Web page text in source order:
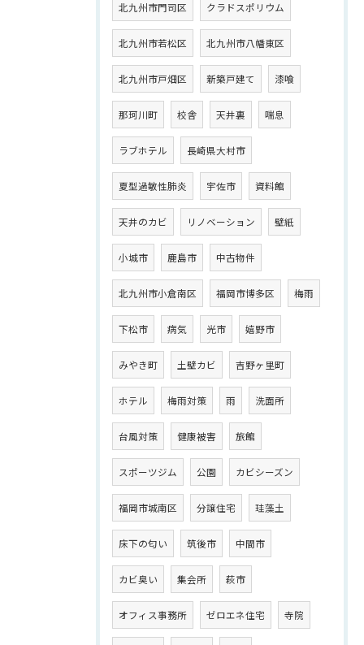
北九州市門司区 クラドスポリウム
北九州市若松区 北九州市八幡東区
北九州市戸畑区 新築戸建て 漆喰
那珂川町 校舎 天井裏 喘息
ラブホテル 長崎県大村市
夏型過敏性肺炎 宇佐市 資料館
天井のカビ リノベーション 壁紙
小城市 鹿島市 中古物件
北九州市小倉南区 福岡市博多区 梅雨
下松市 病気 光市 嬉野市
みやき町 土壁カビ 吉野ヶ里町
ホテル 梅雨対策 雨 洗面所
台風対策 健康被害 旅館
スポーツジム 公園 カビシーズン
福岡市城南区 分譲住宅 珪藻土
床下の匂い 筑後市 中間市
カビ臭い 集会所 萩市
オフィス事務所 ゼロエネ住宅 寺院